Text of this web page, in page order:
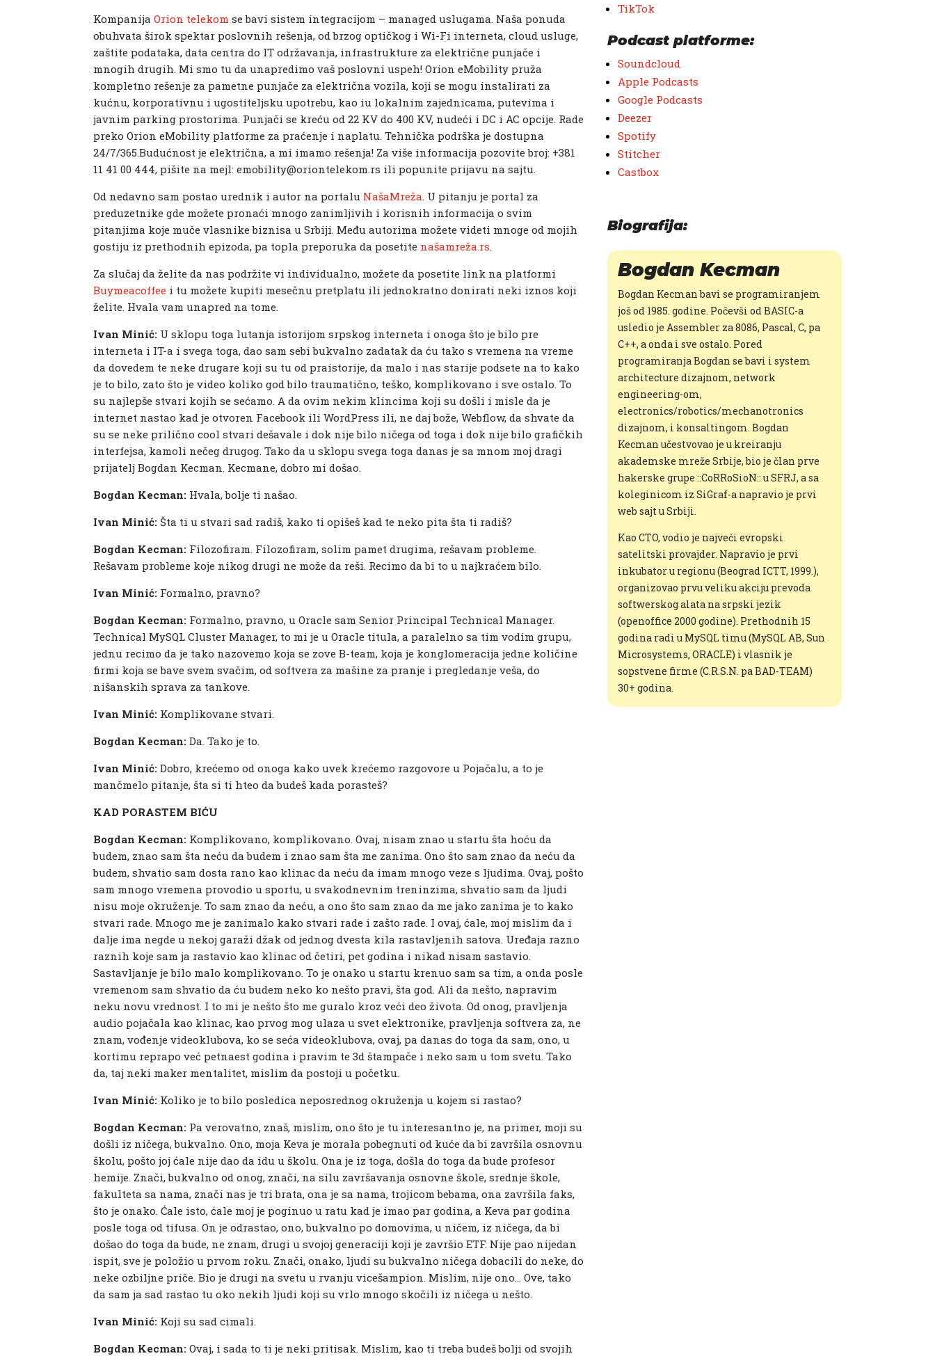
KompanijaOrion telekom se bavi sistem integracijom – managed uslugama. Naša ponuda
obuhvata širok spektar poslovnih rešenja, od brzog optičkog i Wi-Fi interneta, cloud usluge,
zaštite podataka, data centra do IT održavanja, infrastrukture za električne punjače i
mnogih drugih. Mi smo tu da unapredimo vaš poslovni uspeh! Orion eMobility pruža
kompletno rešenje za pametne punjače za električna vozila, koji se mogu instalirati za
kućnu, korporativnu i ugostiteljsku upotrebu, kao iu lokalnim zajednicama, putevima i
javnim parking prostorima. Punjači se kreću od 22 KV do 400 KV, nudeći i DC i AC opcije. Rade
preko Orion eMobility platforme za praćenje i naplatu. Tehnička podrška je dostupna
24/7/365.Budućnost je električna, a mi imamo rešenja! Za više informacija pozovite broj: +381
11 41 00 444, pišite na mejl: emobility@oriontelekom.rs ili popunite prijavu na sajtu.
Od nedavno sam postao urednik i autor na portalu NašaMreža. U pitanju je portal za
preduzetnike gde možete pronaći mnogo zanimljivih i korisnih informacija o svim
pitanjima koje muče vlasnike biznisa u Srbiji. Među autorima možete videti mnoge od mojih
gostiju iz prethodnih epizoda, pa topla preporuka da posetite našamreža.rs.
Za slučaj da želite da nas podržite vi individualno, možete da posetite link na platformi
Buymeacoffee i tu možete kupiti mesečnu pretplatu ili jednokratno donirati neki iznos koji
želite. Hvala vam unapred na tome.
Ivan Minić: U sklopu toga lutanja istorijom srpskog interneta i onoga što je bilo pre
interneta i IT-a i svega toga, dao sam sebi bukvalno zadatak da ću tako s vremena na vreme
da dovedem te neke drugare koji su tu od praistorije, da malo i nas starije podsete na to kako
je to bilo, zato što je video koliko god bilo traumatično, teško, komplikovano i sve ostalo. To
su najlepše stvari kojih se sećamo. A da ovim nekim klincima koji su došli i misle da je
internet nastao kad je otvoren Facebook ili WordPress ili, ne daj bože, Webflow, da shvate da
su se neke prilično cool stvari dešavale i dok nije bilo ničega od toga i dok nije bilo grafičkih
interfejsa, kamoli nečeg drugog. Tako da u sklopu svega toga danas je sa mnom moj dragi
prijatelj Bogdan Kecman. Kecmane, dobro mi došao.
Bogdan Kecman: Hvala, bolje ti našao.
Ivan Minić:Šta ti u stvari sad radiš, kako ti opišeš kad te neko pita šta ti radiš?
Bogdan Kecman: Filozofiram. Filozofiram, solim pamet drugima, rešavam probleme.
Rešavam probleme koje nikog drugi ne može da reši. Recimo da bi to u najkraćem bilo.
Ivan Minić: Formalno, pravno?
Bogdan Kecman: Formalno, pravno, u Oracle sam Senior Principal Technical Manager.
Technical MySQL Cluster Manager, to mi je u Oracle titula, a paralelno sa tim vodim grupu,
jednu recimo da je tako nazovemo koja se zove B-team, koja je konglomeracija jedne količine
firmi koja se bave svem svačim, od softvera za mašine za pranje i pregledanje veša, do
nišanskih sprava za tankove.
Ivan Minić: Komplikovane stvari.
Bogdan Kecman:Da. Tako je to.
Ivan Minić:Dobro, krećemo od onoga kako uvek krećemo razgovore u Pojačalu, a to je
mančmelo pitanje, šta si ti hteo da budeš kada porasteš?
KAD PORASTEM BIĆU
Bogdan Kecman: Komplikovano, komplikovano. Ovaj, nisam znao u startu šta hoću da
budem, znao sam šta neću da budem i znao sam šta me zanima. Ono što sam znao da neću da
budem, shvatio sam dosta rano kao klinac da neću da imam mnogo veze s ljudima. Ovaj, pošto
sam mnogo vremena provodio u sportu, u svakodnevnim treninzima, shvatio sam da ljudi
nisu moje okruženje. To sam znao da neću, a ono što sam znao da me jako zanima je to kako
stvari rade. Mnogo me je zanimalo kako stvari rade i zašto rade. I ovaj, ćale, moj mislim da i
dalje ima negde u nekoj garaži džak od jednog dvesta kila rastavljenih satova. Uređaja razno
raznih koje sam ja rastavio kao klinac od četiri, pet godina i nikad nisam sastavio.
Sastavljanje je bilo malo komplikovano. To je onako u startu krenuo sam sa tim, a onda posle
vremenom sam shvatio da ću budem neko ko nešto pravi, šta god. Ali da nešto, napravim
neku novu vrednost. I to mi je nešto što me guralo kroz veći deo života. Od onog, pravljenja
audio pojačala kao klinac, kao prvog mog ulaza u svet elektronike, pravljenja softvera za, ne
znam, vođenje videoklubova, ko se seća videoklubova, ovaj, pa danas do toga da sam, ono, u
kortimu reprapo već petnaest godina i pravim te 3d štampače i neko sam u tom svetu. Tako
da, taj neki maker mentalitet, mislim da postoji u početku.
Ivan Minić: Koliko je to bilo posledica neposrednog okruženja u kojem si rastao?
Bogdan Kecman: Pa verovatno, znaš, mislim, ono što je tu interesantno je, na primer, moji su
došli iz ničega, bukvalno. Ono, moja Keva je morala pobegnuti od kuće da bi završila osnovnu
školu, pošto joj ćale nije dao da idu u školu. Ona je iz toga, došla do toga da bude profesor
hemije. Znači, bukvalno od onog, znači, na silu završavanja osnovne škole, srednje škole,
fakulteta sa nama, znači nas je tri brata, ona je sa nama, trojicom bebama, ona završila faks,
što je onako. Ćale isto, ćale moj je poginuo u ratu kad je imao par godina, a Keva par godina
posle toga od tifusa. On je odrastao, ono, bukvalno po domovima, u ničem, iz ničega, da bi
došao do toga da bude, ne znam, drugi u svojoj generaciji koji je završio ETF. Nije pao nijedan
ispit, sve je položio u prvom roku. Znači, onako, ljudi su bukvalno ničega dobacili do neke, do
neke ozbiljne priče. Bio je drugi na svetu u rvanju vicešampion. Mislim, nije ono… Ove, tako
da sam ja sad rastao tu oko nekih ljudi koji su vrlo mnogo skočili iz ničega u nešto.
Ivan Minić: Koji su sad cimali.
Bogdan Kecman:Ovaj, i sada to ti je neki pritisak. Mislim, kao ti treba budeš bolji od svojih
TikTok
Podcast platforme:
Soundcloud
Apple Podcasts
Google Podcasts
Deezer
Spotify
Stitcher
Castbox
Biografija:
Bogdan Kecman
Bogdan Kecman bavi se programiranjem
još od 1985. godine. Počevši od BASIC-a
usledio je Assembler za 8086, Pascal, C, pa
C++, a onda i sve ostalo. Pored
programiranja Bogdan se bavi i system
architecture dizajnom, network
engineering-om,
electronics/robotics/mechanotronics
dizajnom, i konsaltingom. Bogdan
Kecman učestvovao je u kreiranju
akademske mreže Srbije, bio je član prve
hakerske grupe ::CoRRoSioN:: u SFRJ, a sa
koleginicom iz SiGraf-a napravio je prvi
web sajt u Srbiji.
Kao CTO, vodio je najveći evropski
satelitski provajder. Napravio je prvi
inkubator u regionu (Beograd ICTT, 1999.),
organizovao prvu veliku akciju prevoda
softwerskog alata na srpski jezik
(openoffice 2000 godine). Prethodnih 15
godina radi u MySQL timu (MySQL AB, Sun
Microsystems, ORACLE) i vlasnik je
sopstvene firme (C.R.S.N. pa BAD-TEAM)
30+ godina.